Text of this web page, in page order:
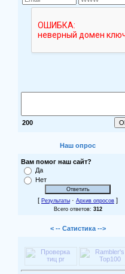
200
Наш опрос
Вам помог наш сайт?
Да
Нет
[ Результаты · Архив опросов ]
Всего ответов: 312
< -- Сатистика -->